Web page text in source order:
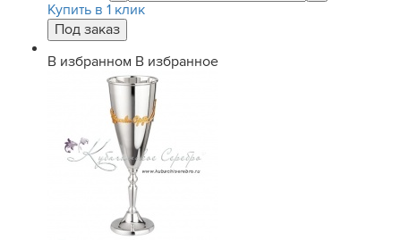
Купить в 1 клик
В избранном В избранное